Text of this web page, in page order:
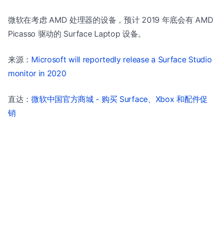
微软在考虑 AMD 处理器的设备，预计 2019 年底会有 AMD
Picasso 驱动的 Surface Laptop 设备。
来源： Microsoft will reportedly release a Surface Studio
monitor in 2020
直达：微软中国官方商城 - 购买 Surface、Xbox 和配件促
销